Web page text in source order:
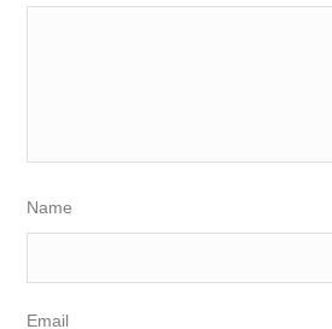
Name
Email